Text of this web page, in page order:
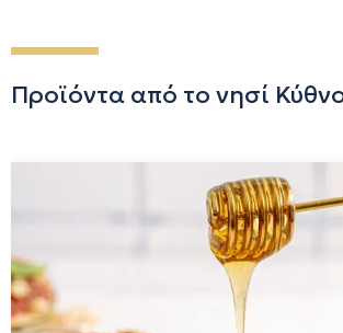
Προϊόντα από το νησί